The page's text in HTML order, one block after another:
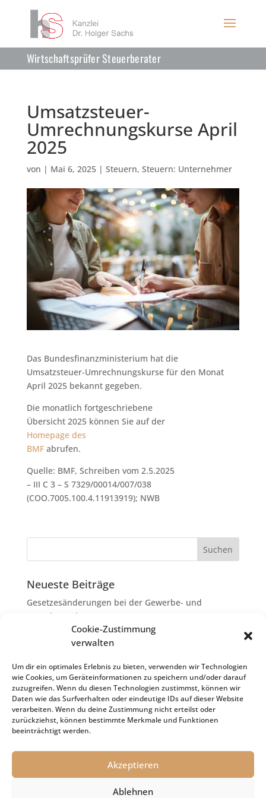
Cookie-Zustimmung
verwalten
Um dir ein optimales Erlebnis zu bieten, verwenden wir Technologien
wie Cookies, um Geräteinformationen zu speichern und/oder darauf
zuzugreifen. Wenn du diesen Technologien zustimmst, können wir
Daten wie das Surfverhalten oder eindeutige IDs auf dieser Website
verarbeiten. Wenn du deine Zustimmung nicht erteilst oder
zurückziehst, können bestimmte Merkmale und Funktionen
beeinträchtigt werden.
Akzeptieren
Ablehnen
Wirtschaftsprüfer Steuerberater
Umsatzsteuer-
Umrechnungskurse April
2025
von | Mai 6, 2025| Steuern, Steuern: Unternehmer
Das Bundesfinanzministerium hat die
Umsatzsteuer-Umrechnungskurse für den Monat
April 2025 bekannt gegeben.
Die monatlich fortgeschriebene
Übersicht 2025 können Sie auf der
Homepage des
BMFabrufen.
Quelle: BMF, Schreiben vom 2.5.2025
– III C 3 – S 7329/00014/007/038
(COO.7005.100.4.11913919); NWB
Neueste Beiträge
Gesetzesänderungen bei der Gewerbe- und
Grunderwerbsteuer
Erbschaftsteuer: Rechtsanwaltskosten bei Streit über
Erbauseinandersetzung als
Nachlassverbindlichkeiten
Umsatzsteuer-Umrechnungskurse Juli 2026
Keine Steuerfreiheit eines sog. Konfusionsgewinns
bei Mutterkapitalgesellschaft
Schenkungsteuer: Zinssatz von 5,5 % für die